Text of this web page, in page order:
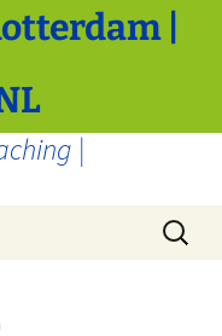
|
|
Zoeken
naar: